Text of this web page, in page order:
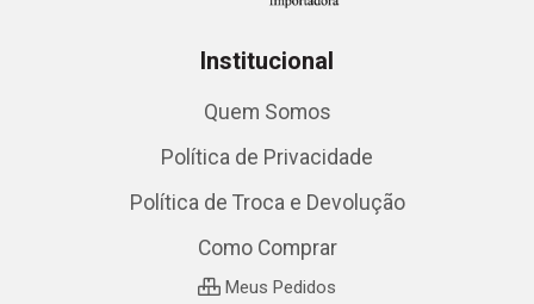
Institucional
Quem Somos
Política de Privacidade
Política de Troca e Devolução
Como Comprar
Meus Pedidos